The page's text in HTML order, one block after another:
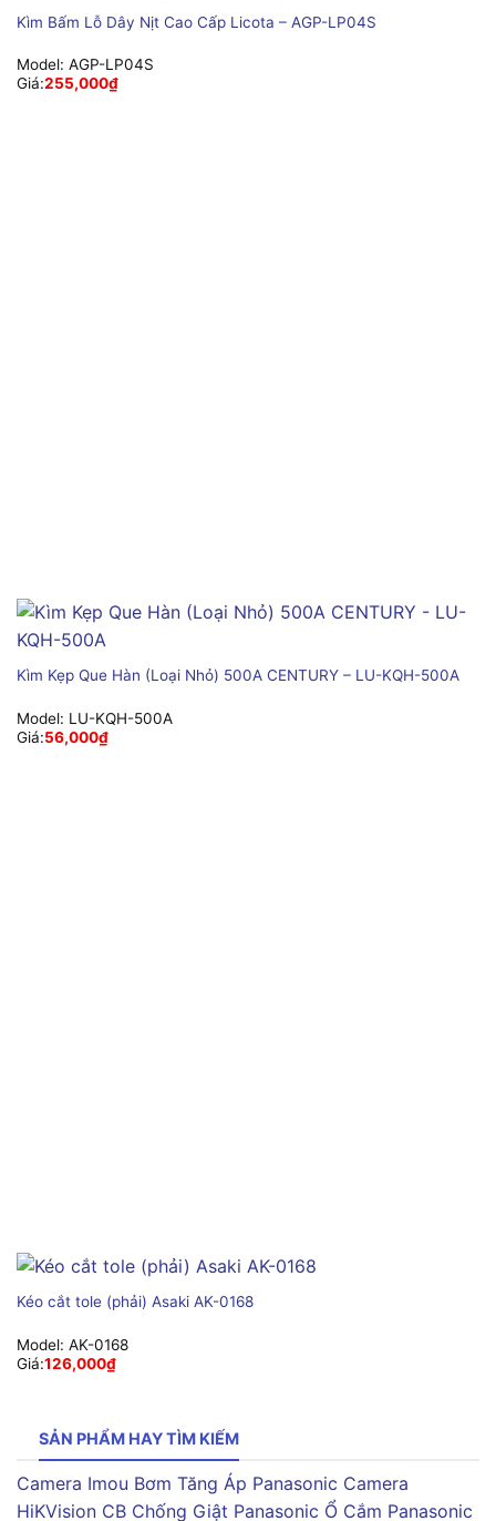
Kìm Bấm Lỗ Dây Nịt Cao Cấp Licota – AGP-LP04S
Model: AGP-LP04S
Giá:255,000₫
Kìm Kẹp Que Hàn (Loại Nhỏ) 500A CENTURY – LU-KQH-500A
Model: LU-KQH-500A
Giá:56,000₫
Kéo cắt tole (phải) Asaki AK-0168
Model: AK-0168
Giá:126,000₫
SẢN PHẨM HAY TÌM KIẾM
Camera Imou Bơm Tăng Áp Panasonic Camera
HiKVision CB Chống Giật Panasonic Ổ Cắm Panasonic